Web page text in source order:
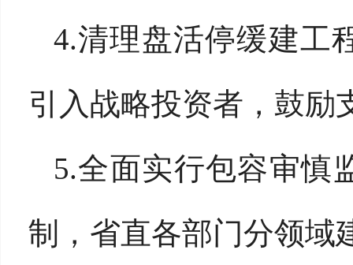
4.清理盘活停缓建工
引入战略投资者，鼓励
5.全面实行包容审慎
制，省直各部门分领域